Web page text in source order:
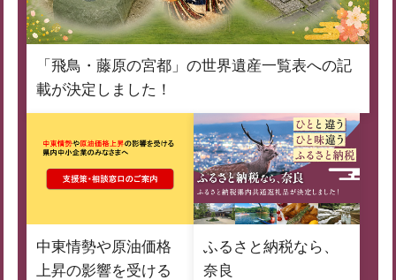
「飛鳥・藤原の宮都」の世界遺産一覧表への記
載が決定しました！
中東情勢や原油価格
上昇の影響を受ける
ふるさと納税なら、
奈良